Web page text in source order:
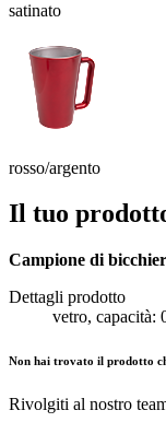
satinato
rosso/argento
Il tuo
Campione di
Dettagli prodotto
vetro, capacità:
Non hai trovato il prodotto
Rivolgiti al nostro